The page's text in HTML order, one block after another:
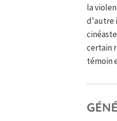
la
d'autre
certain
témoin